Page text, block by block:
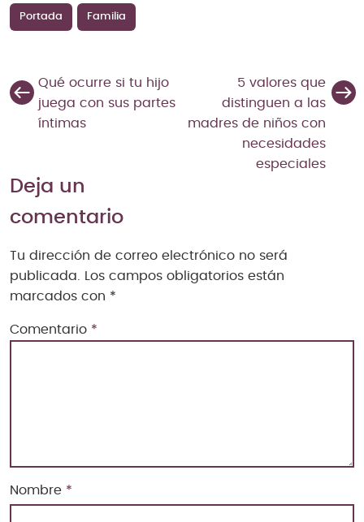
Portada Familia
Qué ocurre si tu hijo
juega con sus partes
íntimas
5 valores que
distinguen a las
madres de niños con
necesidades
especiales
Deja un
comentario
Tu dirección de correo electrónico no será
publicada.
Los campos obligatorios están
marcados con *
Comentario *
Nombre *